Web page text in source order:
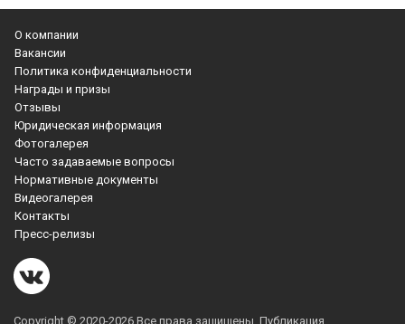
Copyright © 2020-2026 Все права защищены. Публикация
О компании
Вакансии
Политика конфиденциальности
Награды и призы
Отзывы
Юридическая информация
Фотогалерея
Часто задаваемые вопросы
Нормативные документы
Видеогалерея
Контакты
Пресс-релизы